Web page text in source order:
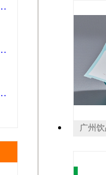
家好 上海世丰印刷供应
为先 上海界龙艺术印刷供应
服务为先 上海界龙艺术印刷供应